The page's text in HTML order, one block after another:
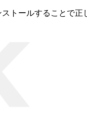
トールすることで正